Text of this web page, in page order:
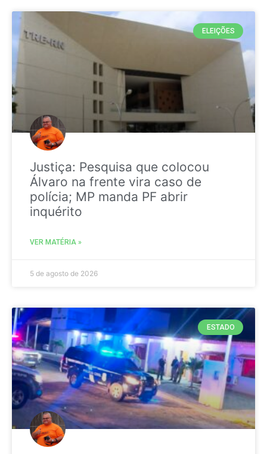
ELEIÇÕES
Justiça: Pesquisa que colocou
Álvaro na frente vira caso de
polícia; MP manda PF abrir
inquérito
VER MATÉRIA »
5 de agosto de 2026
ESTADO